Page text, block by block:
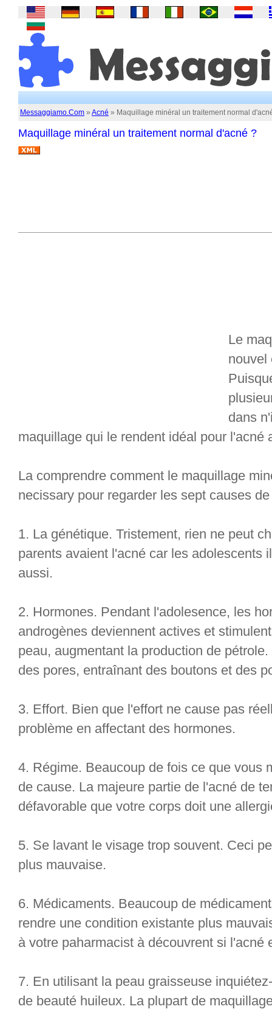
Messaggiamo.Com » Acné » Maquillage minéral un traitement normal
Maquillage minéral un traitement normal d'acné ?
Le
nouvel
dans
maquillage qui le rendent idéal pour l'acné
La comprendre comment le maquillage
necissary pour regarder les sept causes
1. La génétique. Tristement, rien ne peut
parents avaient l'acné car les adolescents
aussi.
2. Hormones. Pendant l'adolesence, les
androgènes deviennent actives et
peau, augmentant la production de
des pores, entraînant des boutons et des
3. Effort. Bien que l'effort ne cause pas
problème en affectant des hormones.
4. Régime. Beaucoup de fois ce que vous
de cause. La majeure partie de l'acné de
défavorable que votre corps doit une
5. Se lavant le visage trop souvent. Ceci
plus mauvaise.
6. Médicaments. Beaucoup de
rendre une condition existante plus
à votre paharmacist à découvrent si l'acné
7. En utilisant la peau graisseuse
de beauté huileux. La plupart de